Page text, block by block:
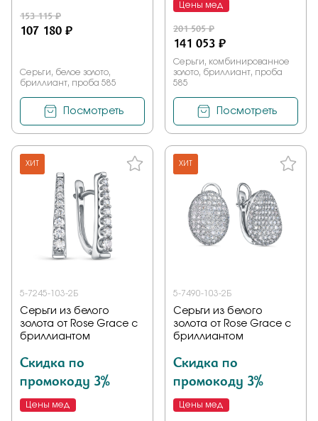
153 115 ₽
107 180 ₽
Серьги, белое золото,
бриллиант, проба 585
Посмотреть
Цены мед
201 505 ₽
141 053 ₽
Серьги, комбинированное
золото, бриллиант, проба
585
Посмотреть
ХИТ
5-7245-103-2Б
Серьги из белого
золота от Rose Grace с
бриллиантом
Скидка по
промокоду 3%
Цены мед
ХИТ
5-7490-103-2Б
Серьги из белого
золота от Rose Grace с
бриллиантом
Скидка по
промокоду 3%
Цены мед